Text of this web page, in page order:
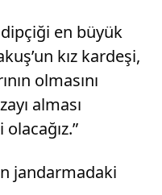
en büyük
kız kardeşi,
olmasını
alması
jandarmadaki